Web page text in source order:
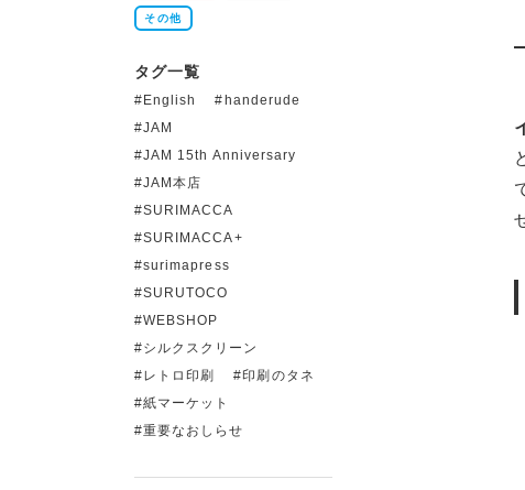
その他
タグ一覧
English
handerude
JAM
JAM 15th Anniversary
JAM本店
SURIMACCA
SURIMACCA+
surimapress
SURUTOCO
WEBSHOP
シルクスクリーン
レトロ印刷
印刷のタネ
紙マーケット
重要なおしらせ